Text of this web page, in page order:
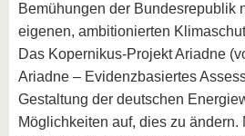
Bemühungen der Bundesrepublik
eigenen, ambitionierten
Das Kopernikus-Projekt Ariadne
Ariadne – Evidenzbasiertes
Gestaltung der deutschen
Möglichkeiten auf, dies zu ändern.